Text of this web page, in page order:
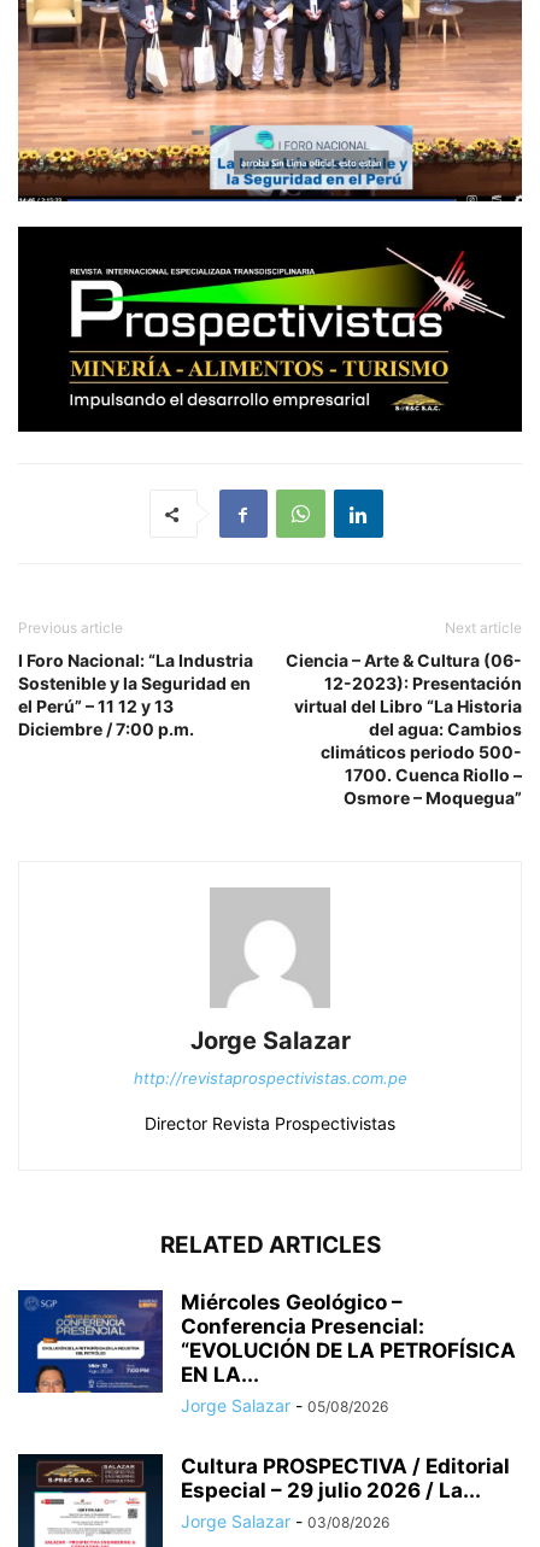
Previous article
I Foro Nacional: “La Industria
Sostenible y la Seguridad en
el Perú” – 11 12 y 13
Diciembre / 7:00 p.m.
Next article
Ciencia – Arte & Cultura (06-
12-2023): Presentación
virtual del Libro “La Historia
del agua: Cambios
climáticos periodo 500-
1700. Cuenca Riollo –
Osmore – Moquegua”
Jorge Salazar
http://revistaprospectivistas.com.pe
Director Revista Prospectivistas
RELATED ARTICLES
Miércoles Geológico –
Conferencia Presencial:
“EVOLUCIÓN DE LA PETROFÍSICA
EN LA...
Jorge Salazar - 05/08/2026
Cultura PROSPECTIVA / Editorial
Especial – 29 julio 2026 / La...
Jorge Salazar - 03/08/2026